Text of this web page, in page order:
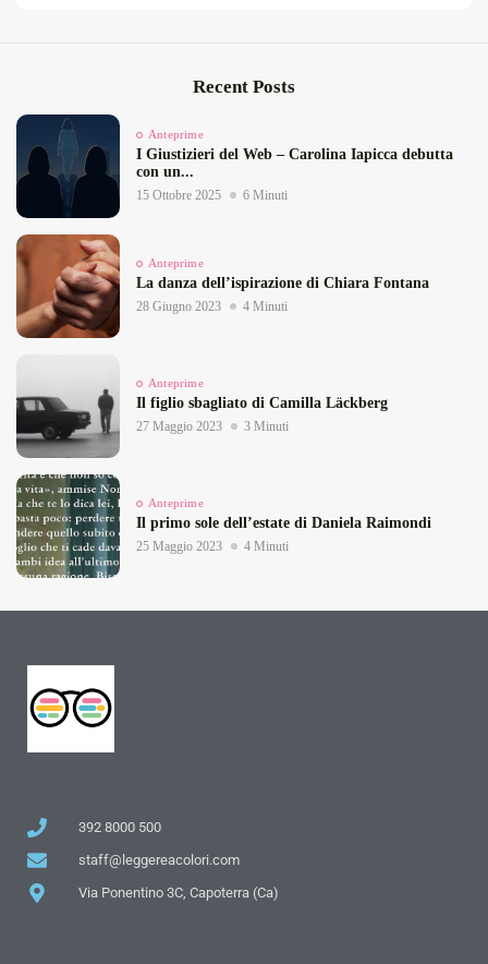
Recent Posts
Anteprime
I Giustizieri del Web – Carolina Iapicca debutta
con un...
15 Ottobre 2025 6 Minuti
Anteprime
La danza dell’ispirazione di Chiara Fontana
28 Giugno 2023 4 Minuti
Anteprime
Il figlio sbagliato di Camilla Läckberg
27 Maggio 2023 3 Minuti
Anteprime
Il primo sole dell’estate di Daniela Raimondi
25 Maggio 2023 4 Minuti
392 8000 500
staff@leggereacolori.com
Via Ponentino 3C, Capoterra (Ca)